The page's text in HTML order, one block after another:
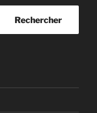
Rechercher